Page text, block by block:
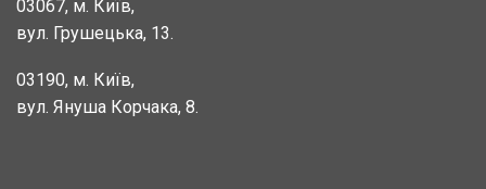
03067, м. Київ,
вул. Грушецька, 13.
03190, м. Київ,
вул. Януша Корчака, 8.